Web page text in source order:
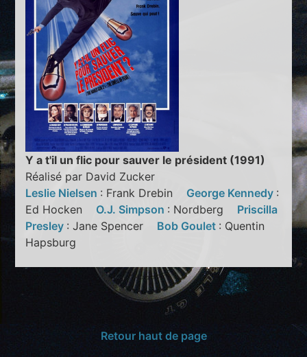
Y a t'il un flic pour sauver le président (1991)
Réalisé par David Zucker
Leslie Nielsen : Frank Drebin George Kennedy :
Ed Hocken O.J. Simpson : Nordberg Priscilla
Presley : Jane Spencer Bob Goulet : Quentin
Hapsburg
Retour haut de page